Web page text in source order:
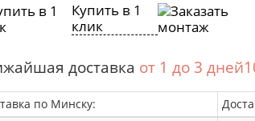
Купить в 1
клик
доставка от 1 до 3
по Минску: